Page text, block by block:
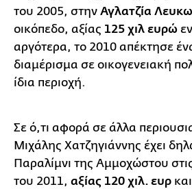
του 2005, στην Αγλατζία
οικόπεδο, αξίας 125 χιλ ευρώ
αργότερα, το 2010 απέκτησε
διαμέρισμα σε οικογενειακή
ίδια περιοχή.
Σε ό,τι αφορά σε άλλα
Μιχάλης Χατζηγιάννης έχει
Παραλίμνι της Αμμοχώστου
του 2011, αξίας 120 χιλ. ευρ